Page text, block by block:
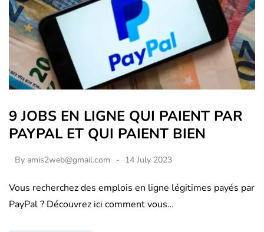
9 JOBS EN LIGNE QUI PAIENT PAR
PAYPAL ET QUI PAIENT BIEN
By amis2web@gmail.com 14 July 2023
Vous recherchez des emplois en ligne légitimes payés par
PayPal ? Découvrez ici comment vous…